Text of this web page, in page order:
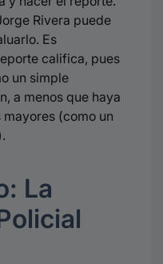
Rivera puede
. Es
califica, pues
un simple
a menos que haya
(como un
.
La